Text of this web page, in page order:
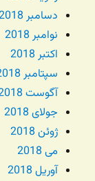
دسامبر 2018
نوامبر 2018
اکتبر 2018
سپتامبر 2018
آگوست 2018
جولای 2018
ژوئن 2018
می 2018
آوریل 2018